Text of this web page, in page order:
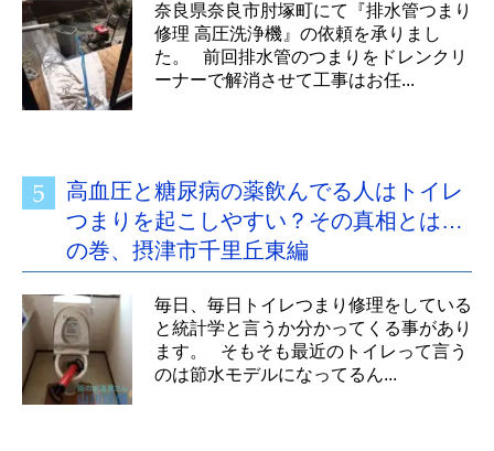
奈良県奈良市肘塚町にて『排水管つまり
修理 高圧洗浄機』の依頼を承りまし
た。 前回排水管のつまりをドレンクリ
ーナーで解消させて工事はお任...
高血圧と糖尿病の薬飲んでる人はトイレ
つまりを起こしやすい？その真相とは…
の巻、摂津市千里丘東編
毎日、毎日トイレつまり修理をしている
と統計学と言うか分かってくる事があり
ます。 そもそも最近のトイレって言う
のは節水モデルになってるん...